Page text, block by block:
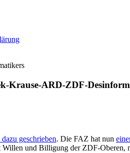
Krause-ARD-ZDF-
geschrieben. Die FAZ hat nun
und Billigung der ZDF-Oberen,